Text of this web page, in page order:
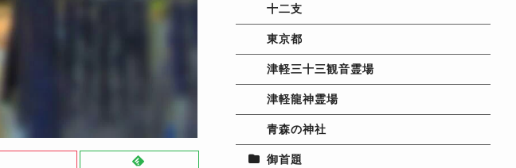
十二支
東京都
津軽三十三観音霊場
津軽龍神霊場
青森の神社
御首題